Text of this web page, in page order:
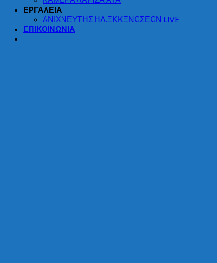
ΕΡΓΑΛΕΙΑ
ΑΝΙΧΝΕΥΤΗΣ ΗΛ.ΕΚΚΕΝΩΣΕΩΝ LIVE
ΕΠΙΚΟΙΝΩΝΙΑ